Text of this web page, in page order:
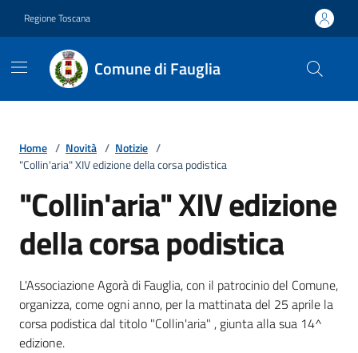
Regione Toscana
Comune di Fauglia
Home / Novità / Notizie /
"Collin'aria" XIV edizione della corsa podistica
"Collin'aria" XIV edizione
della corsa podistica
Dettagli della notizia
L'Associazione Agorà di Fauglia, con il patrocinio del Comune,
organizza, come ogni anno, per la mattinata del 25 aprile la
corsa podistica dal titolo "Collin'aria" , giunta alla sua 14^
edizione.